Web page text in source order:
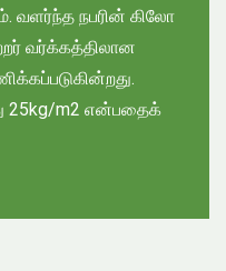
வளர்ந்த நபரின் கிலோ
வர்க்கத்திலான
25kg/m2 என்பதைக்